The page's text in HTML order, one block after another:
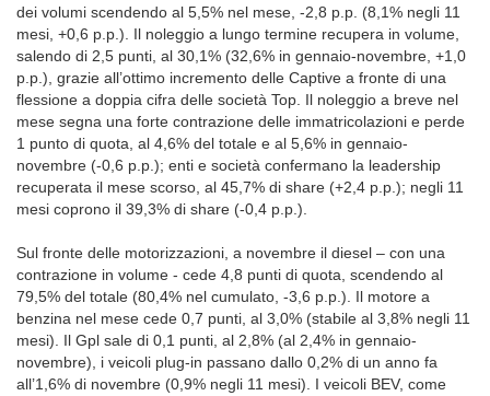
dei volumi scendendo al 5,5% nel mese, -2,8 p.p. (8,1% negli 11
mesi, +0,6 p.p.). Il noleggio a lungo termine recupera in volume,
salendo di 2,5 punti, al 30,1% (32,6% in gennaio-novembre, +1,0
p.p.), grazie all’ottimo incremento delle Captive a fronte di una
flessione a doppia cifra delle società Top. Il noleggio a breve nel
mese segna una forte contrazione delle immatricolazioni e perde
1 punto di quota, al 4,6% del totale e al 5,6% in gennaio-
novembre (-0,6 p.p.); enti e società confermano la leadership
recuperata il mese scorso, al 45,7% di share (+2,4 p.p.); negli 11
mesi coprono il 39,3% di share (-0,4 p.p.).
Sul fronte delle motorizzazioni, a novembre il diesel – con una
contrazione in volume - cede 4,8 punti di quota, scendendo al
79,5% del totale (80,4% nel cumulato, -3,6 p.p.). Il motore a
benzina nel mese cede 0,7 punti, al 3,0% (stabile al 3,8% negli 11
mesi). Il Gpl sale di 0,1 punti, al 2,8% (al 2,4% in gennaio-
novembre), i veicoli plug-in passano dallo 0,2% di un anno fa
all’1,6% di novembre (0,9% negli 11 mesi). I veicoli BEV, come